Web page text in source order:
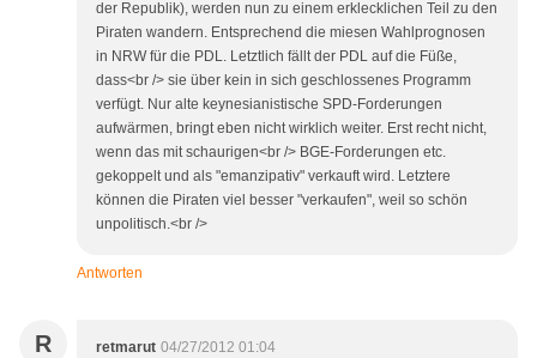
der Republik), werden nun zu einem erklecklichen Teil zu den
Piraten wandern. Entsprechend die miesen Wahlprognosen
in NRW für die PDL. Letztlich fällt der PDL auf die Füße,
dass<br /> sie über kein in sich geschlossenes Programm
verfügt. Nur alte keynesianistische SPD-Forderungen
aufwärmen, bringt eben nicht wirklich weiter. Erst recht nicht,
wenn das mit schaurigen<br /> BGE-Forderungen etc.
gekoppelt und als "emanzipativ" verkauft wird. Letztere
können die Piraten viel besser "verkaufen", weil so schön
unpolitisch.<br />
Antworten
R retmarut 04/27/2012 01:04